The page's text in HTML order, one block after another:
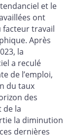
et le
ont
facteur travail
Après
la
a reculé
de l’emploi,
du taux
des
de la
la diminution
dernières